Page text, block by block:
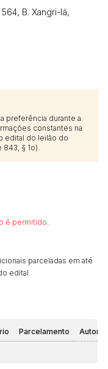
B. Xangri-lá,
preferência durante a
constantes na
edital do leilão do
§ 1o).
é permitido.
parceladas em até
edital.
Parcelamento